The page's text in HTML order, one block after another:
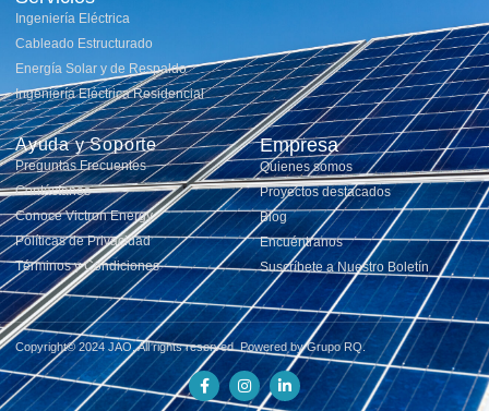
Ingeniería Eléctrica
Cableado Estructurado
Energía Solar y de Respaldo
Ingeniería Eléctrica Residencial
Ayuda y Soporte
Preguntas Frecuentes
Contáctanos
Conoce Victron Energy
Políticas de Privacidad
Términos y Condiciones
Empresa
Quienes somos
Proyectos destacados
Blog
Encuéntranos
Suscríbete a Nuestro Boletín
Copyright© 2024 JAO, All rights reserved. Powered by Grupo RQ.